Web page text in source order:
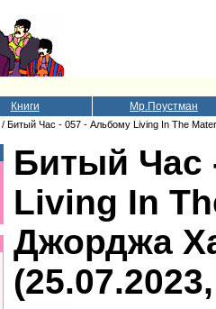
Книги Мр.Поустман
/ Битый Час - 057 - Альбому Living In The
Битый Час
Living In
Джорджа